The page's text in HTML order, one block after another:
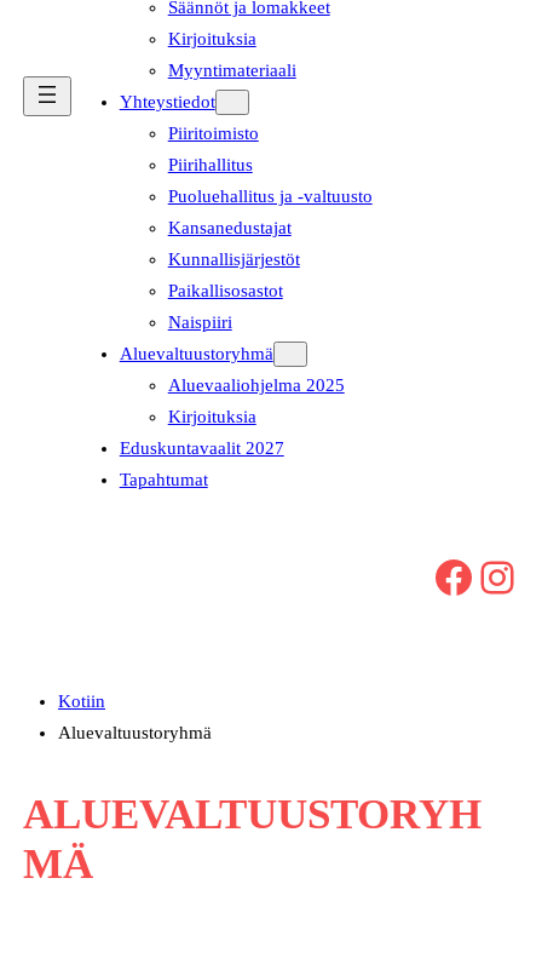
Säännöt ja lomakkeet
Kirjoituksia
Myyntimateriaali
Yhteystiedot
Piiritoimisto
Piirihallitus
Puoluehallitus ja -valtuusto
Kansanedustajat
Kunnallisjärjestöt
Paikallisosastot
Naispiiri
Aluevaltuustoryhmä
Aluevaaliohjelma 2025
Kirjoituksia
Eduskuntavaalit 2027
Tapahtumat
Facebook Instagram
Kotiin
Aluevaltuustoryhmä
ALUEVALTUUSTORYH
MÄ